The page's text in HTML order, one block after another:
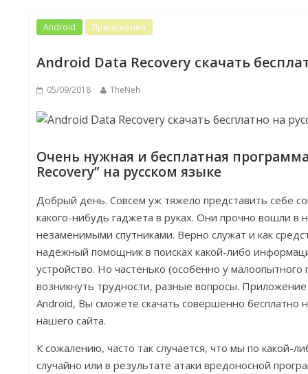
Android Приложения
Android Data Recovery скачать
05/09/2018 TheNeh
Очень нужная и бесплатная
Recovery” на русском языке
Добрый день. Совсем уж тяжело представить себе
какого-нибудь гаджета в руках. Они прочно вошли в
незаменимыми спутниками. Верно служат и как
надёжный помощник в поисках какой-либо
устройство. Но частенько (особенно у малоопытного
возникнуть трудности, разные вопросы. Приложение
Android, Вы сможете скачать совершенно бесплатно
нашего сайта.
К сожалению, часто так случается, что мы по какой-
случайно или в результате атаки вредоносной